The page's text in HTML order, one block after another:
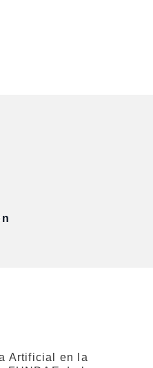
Artificial en la